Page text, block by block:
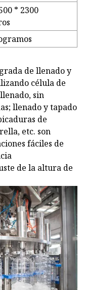
* 2300
de llenado y
célula de
sin
llenado y tapado
de
etc. son
fáciles de
de la altura de